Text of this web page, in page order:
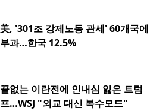
美, '301조 강제노동 관세' 60개국에
부과…한국 12.5%
끝없는 이란전에 인내심 잃은 트럼
프…WSJ "외교 대신 복수모드"